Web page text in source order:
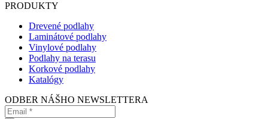
PRODUKTY
Drevené podlahy
Laminátové podlahy
Vinylové podlahy
Podlahy na terasu
Korkové podlahy
Katalógy
ODBER NÁŠHO NEWSLETTERA